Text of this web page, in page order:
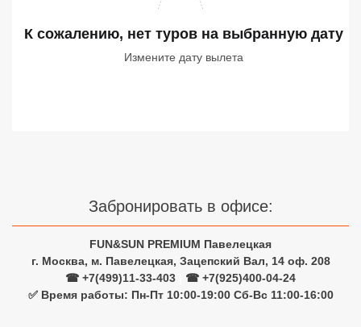
К сожалению, нет туров на выбранную дату
Измените дату вылета
Забронировать в офисе:
FUN&SUN PREMIUM Павелецкая
г. Москва, м. Павелецкая, Зацепский Вал, 14 оф. 208
☎ +7(499)11-33-403
☎ +7(925)400-04-24
✅ Время работы: Пн-Пт 10:00-19:00 Сб-Вс 11:00-16:00
Сетевые отели Таиланда
Сетевые отели Шри Ланки